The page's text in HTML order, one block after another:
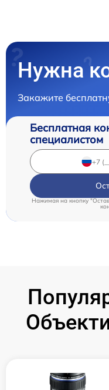
Нужна
Закажите
Бесплатная
специалистом
Нажимая на кнопку